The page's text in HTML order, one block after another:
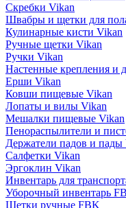
Скребки Vikan
Швабры и щетки для
Кулинарные кисти Vikan
Ручные щетки Vikan
Ручки Vikan
Настенные крепления и
Ерши Vikan
Ковши пищевые Vikan
Лопаты и вилы Vikan
Мешалки пищевые Vikan
Пенораспылители и
Держатели падов и пады
Салфетки Vikan
Эргоклин Vikan
Инвентарь для
Уборочный инвентарь
Щетки ручные FBK